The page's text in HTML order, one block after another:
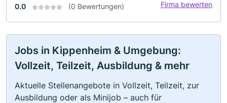
0.0 (0 Bewertungen) Firma bewerten
Jobs in Kippenheim & Umgebung:
Vollzeit, Teilzeit, Ausbildung & mehr
Aktuelle Stellenangebote in Vollzeit, Teilzeit, zur
Ausbildung oder als Minijob – auch für